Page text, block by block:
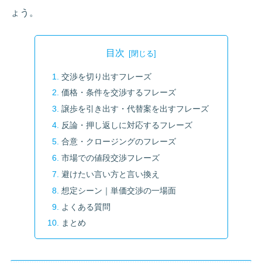
ょう。
目次
交渉を切り出すフレーズ
価格・条件を交渉するフレーズ
譲歩を引き出す・代替案を出すフレーズ
反論・押し返しに対応するフレーズ
合意・クロージングのフレーズ
市場での値段交渉フレーズ
避けたい言い方と言い換え
想定シーン｜単価交渉の一場面
よくある質問
まとめ